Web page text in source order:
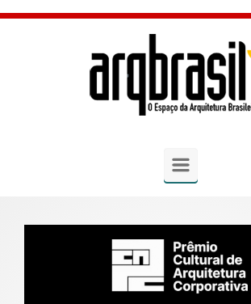
Skip to main content